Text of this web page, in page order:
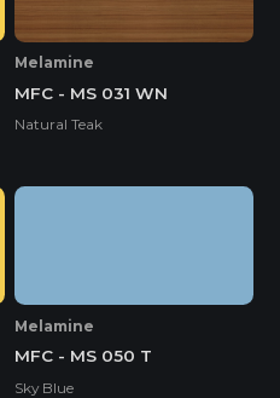
Melamine
MFC - MS 031 WN
Natural Teak
Melamine
MFC - MS 050 T
Sky Blue